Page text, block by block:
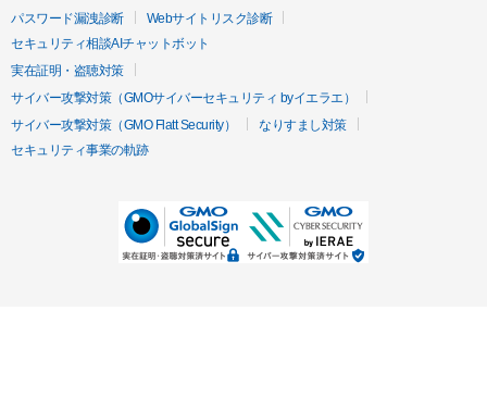
パスワード漏洩診断
Webサイトリスク診断
セキュリティ相談AIチャットボット
実在証明・盗聴対策
サイバー攻撃対策（GMOサイバーセキュリティ byイエラエ）
サイバー攻撃対策（GMO Flatt Security）
なりすまし対策
セキュリティ事業の軌跡